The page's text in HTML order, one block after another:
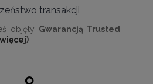
transakcji
objęty Gwarancją Trusted
)